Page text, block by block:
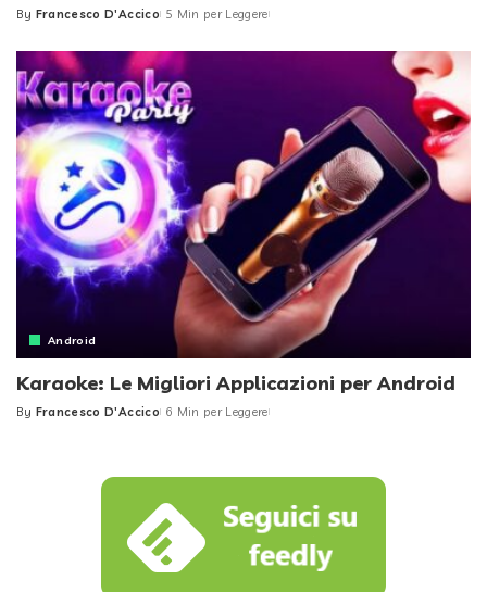
Posted
By Francesco D'Accico 5 Min per Leggere
Android
Karaoke: Le Migliori Applicazioni per Android
Posted
By Francesco D'Accico 6 Min per Leggere